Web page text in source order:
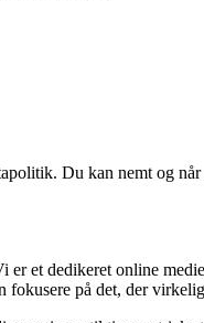
Du kan nemt og
et dedikeret online
fokusere på det, der